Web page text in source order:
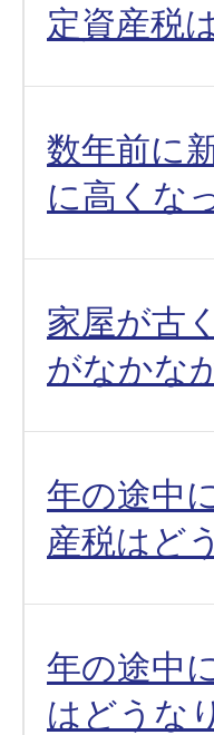
定資産税
数年前に
に高くな
家屋が古
がなかな
年の途中
産税はど
年の途中
はどうな